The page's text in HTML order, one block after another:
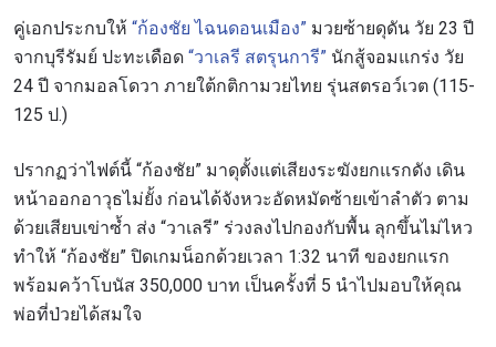
คู่เอกประกบให้ “ก้องชัย ไฉนดอนเมือง” มวยซ้ายดุดัน วัย 23 ปี
จากบุรีรัมย์ ปะทะเดือด “วาเลรี สตรุนการี” นักสู้จอมแกร่ง วัย
24 ปี จากมอลโดวา ภายใต้กติกามวยไทย รุ่นสตรอว์เวต (115-
125 ป.)
ปรากฏว่าไฟต์นี้ “ก้องชัย” มาดุตั้งแต่เสียงระฆังยกแรกดัง เดิน
หน้าออกอาวุธไม่ยั้ง ก่อนได้จังหวะอัดหมัดซ้ายเข้าลำตัว ตาม
ด้วยเสียบเข่าซ้ำ ส่ง “วาเลรี” ร่วงลงไปกองกับพื้น ลุกขึ้นไม่ไหว
ทำให้ “ก้องชัย” ปิดเกมน็อกด้วยเวลา 1:32 นาที ของยกแรก
พร้อมคว้าโบนัส 350,000 บาท เป็นครั้งที่ 5 นำไปมอบให้คุณ
พ่อที่ป่วยได้สมใจ